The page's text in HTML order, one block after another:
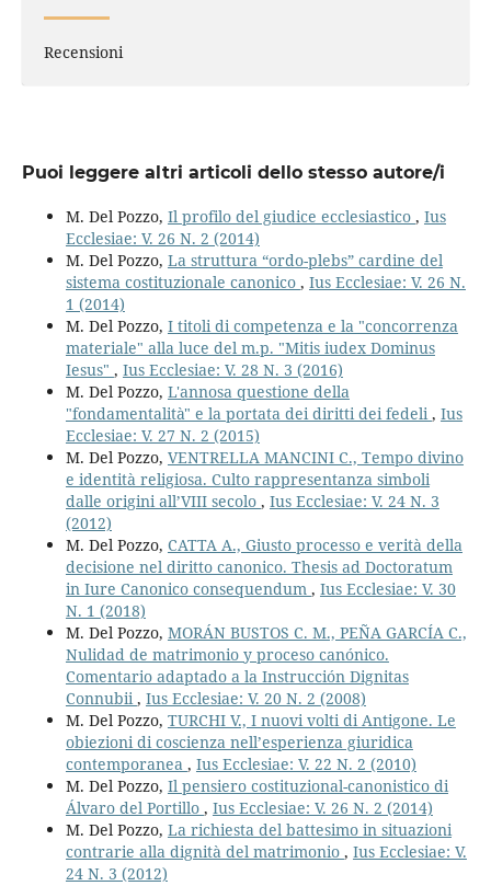
Recensioni
Puoi leggere altri articoli dello stesso autore/i
M. Del Pozzo, Il profilo del giudice ecclesiastico , Ius
Ecclesiae: V. 26 N. 2 (2014)
M. Del Pozzo, La struttura “ordo-plebs” cardine del
sistema costituzionale canonico , Ius Ecclesiae: V. 26 N.
1 (2014)
M. Del Pozzo, I titoli di competenza e la "concorrenza
materiale" alla luce del m.p. "Mitis iudex Dominus
Iesus" , Ius Ecclesiae: V. 28 N. 3 (2016)
M. Del Pozzo, L'annosa questione della
"fondamentalità" e la portata dei diritti dei fedeli, Ius
Ecclesiae: V. 27 N. 2 (2015)
M. Del Pozzo, VENTRELLA MANCINI C., Tempo divino
e identità religiosa. Culto rappresentanza simboli
dalle origini all’VIII secolo , Ius Ecclesiae: V. 24 N. 3
(2012)
M. Del Pozzo, CATTA A., Giusto processo e verità della
decisione nel diritto canonico. Thesis ad Doctoratum
in Iure Canonico consequendum , Ius Ecclesiae: V. 30
N. 1 (2018)
M. Del Pozzo, MORÁN BUSTOS C. M., PEÑA GARCÍA C.,
Nulidad de matrimonio y proceso canónico.
Comentario adaptado a la Instrucción Dignitas
Connubii, Ius Ecclesiae: V. 20 N. 2 (2008)
M. Del Pozzo, TURCHI V., I nuovi volti di Antigone. Le
obiezioni di coscienza nell’esperienza giuridica
contemporanea , Ius Ecclesiae: V. 22 N. 2 (2010)
M. Del Pozzo, Il pensiero costituzional-canonistico di
Álvaro del Portillo , Ius Ecclesiae: V. 26 N. 2 (2014)
M. Del Pozzo, La richiesta del battesimo in situazioni
contrarie alla dignità del matrimonio , Ius Ecclesiae: V.
24 N. 3 (2012)